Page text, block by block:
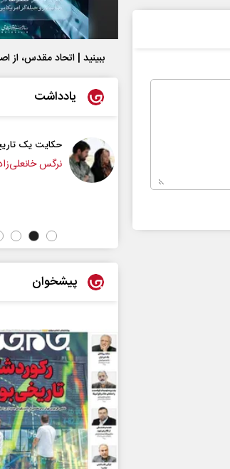
ببینید | اتحاد مقدس، از
یادداشت
حکایت یک تاریخ و دو زندگی
نرگس خانعلی‌زاده - روزنامه‌نگار
پیشخوان